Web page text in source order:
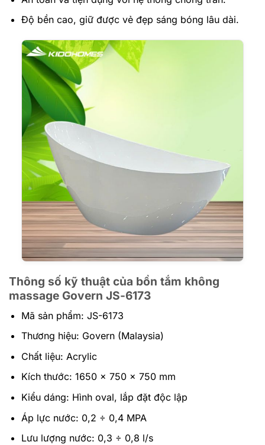
Độ bền cao, giữ được vẻ đẹp sáng bóng lâu dài.
Thông số kỹ thuật của bồn tắm không
massage Govern JS-6173
Mã sản phẩm: JS-6173
Thương hiệu: Govern (Malaysia)
Chất liệu: Acrylic
Kích thước: 1650 x 750 x 750 mm
Kiểu dáng: Hình oval, lắp đặt độc lập
Áp lực nước: 0,2 ÷ 0,4 MPA
Lưu lượng nước: 0,3 ÷ 0,8 l/s